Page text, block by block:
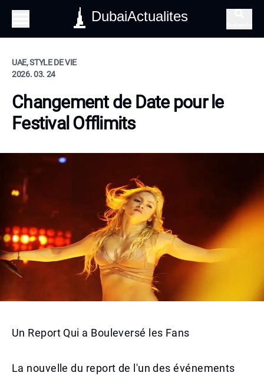
DubaiActualites
UAE, STYLE DE VIE
2026. 03. 24
Changement de Date pour le
Festival Offlimits
Un Report Qui a Bouleversé les Fans
La nouvelle du report de l'un des événements